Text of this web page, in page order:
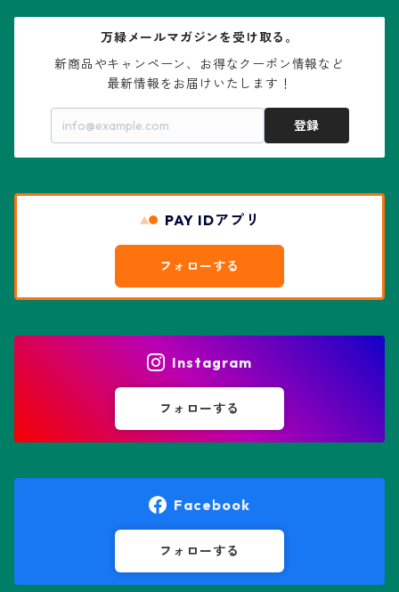
リザード・スキン兜
花園兜
エキノケレウス属
エキノプシス属
エリオシケ属
オレオケレウス属
コノフィツム属
センナ属
パキポディウム属
フェネストラリア属
プセウドリトス属
水石・景石
万緑メールマガジンを受け取る。
新商品やキャンペーン、お得なクーポン情報など
最新情報をお届けいたします！
登録
PAY IDアプリ
フォローする
Instagram
フォローする
Facebook
フォローする